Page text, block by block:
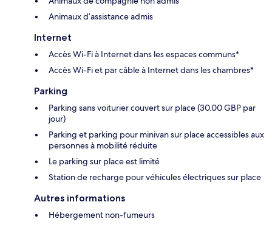
Animaux d’assistance admis
Internet
Accès Wi-Fi à Internet dans les espaces communs*
Accès Wi-Fi et par câble à Internet dans les chambres*
Parking
Parking sans voiturier couvert sur place (30.00 GBP par
jour)
Parking et parking pour minivan sur place accessibles aux
personnes à mobilité réduite
Le parking sur place est limité
Station de recharge pour véhicules électriques sur place
Autres informations
Hébergement non-fumeurs